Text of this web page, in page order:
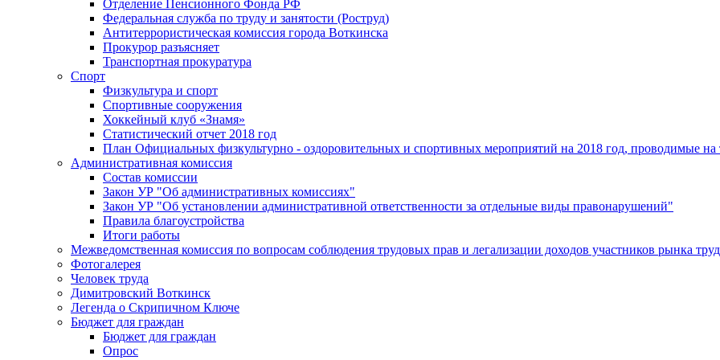
Отделение Пенсионного Фонда РФ
Федеральная служба по труду и занятости (Роструд)
Антитеррористическая комиссия города Воткинска
Прокурор разъясняет
Транспортная прокуратура
Спорт
Физкультура и спорт
Спортивные сооружения
Хоккейный клуб «Знамя»
Статистический отчет 2018 год
План Официальных физкультурно - оздоровительных и спортивных мероприятий на 2018 год, проводимые
Административная комиссия
Состав комиссии
Закон УР "Об административных комиссиях"
Закон УР "Об установлении административной ответственности за отдельные виды правонарушений"
Правила благоустройства
Итоги работы
Межведомственная комиссия по вопросам соблюдения трудовых прав и легализации доходов участников рынка
Фотогалерея
Человек труда
Димитровский Воткинск
Легенда о Скрипичном Ключе
Бюджет для граждан
Бюджет для граждан
Опрос